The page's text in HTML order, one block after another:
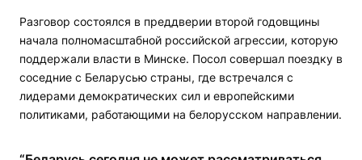
Разговор состоялся в преддверии второй годовщины
начала полномасштабной российской агрессии, которую
поддержали власти в Минске. Посол совершал поездку в
соседние с Беларусью страны, где встречался с
лидерами демократических сил и европейскими
политиками, работающими на белорусском направлении.